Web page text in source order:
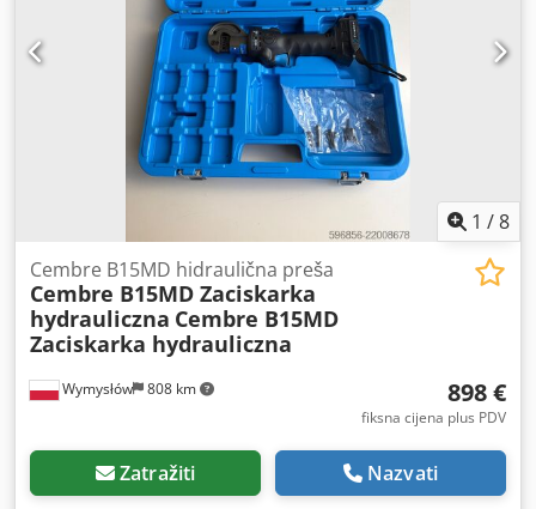
dizajn Dodatne informacije: Baterije obnovljene – 05.2026.
Bez punjača Preše su 100% ispravne Prodaja pojedinačno
U kompletu: Preša Cembre B15D Baterija
1 /8
Wymysłów 808 km
Cembre B15MD hidraulična preša
Cembre B15MD Zaciskarka
hydrauliczna Cembre B15MD
Zaciskarka hydrauliczna
898 €
fiksna cijena plus PDV
Zatražiti Nazvati